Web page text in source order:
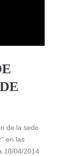
de la sede
en las
18/04/2014